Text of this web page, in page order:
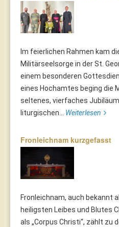
Im feierlichen Rahmen kam
Militärseelsorge in der St.
einem besonderen
eines Hochamtes beging die
seltenes, vierfaches
liturgischen... Weiterlesen
Fronleichnam kurzgefasst
Fronleichnam, auch bekannt
heiligsten Leibes und Blutes
als „Corpus Christi“, zählt zu